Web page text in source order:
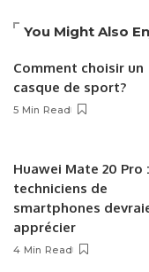
You Might Also
Comment choisir un
casque de sport?
5 Min Read
Huawei Mate 20 Pro
techniciens de
smartphones
apprécier
4 Min Read